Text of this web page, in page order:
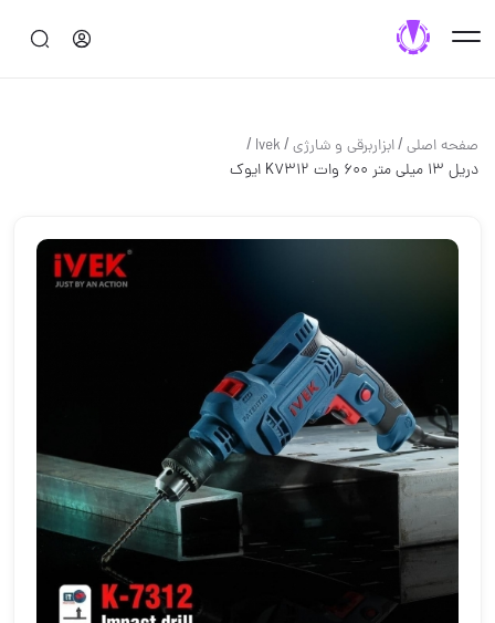
صفحه اصلی/ابزاربرقی و شارژی/
Ivek
/
دریل 13 میلی متر 600 وات K7312 ایوک